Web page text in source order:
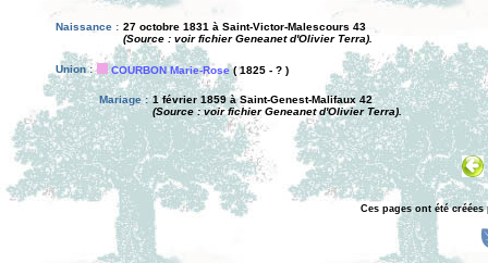
Naissance : 27 octobre 1831 à Saint-Victor-Malescours 43
(Source : voir fichier Geneanet d'Olivier Terra).
Union : COURBON Marie-Rose( 1825 - ? )
Mariage : 1 février 1859 à Saint-Genest-Malifaux 42
(Source : voir fichier Geneanet d'Olivier Terra).
Ces pages ont été